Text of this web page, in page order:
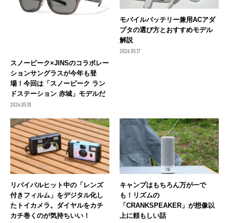
スノーピーク×JINSのコラボレー
ションサングラスが今年も登
場！今回は「スノーピーク ラン
ドステーション 赤城」モデルだ
2026.05.18
モバイルバッテリー兼用ACアダ
プタの選び方とおすすめモデル
解説
2026.05.17
リバイバルヒット中の「レンズ
付きフィルム」をデジタル化し
たトイカメラ。ダイヤルをカチ
カチ巻くのが気持ちいい！
キャンプはもちろん万が一で
も！リズムの
「CRANKSPEAKER」が想像以
上に頼もしい話